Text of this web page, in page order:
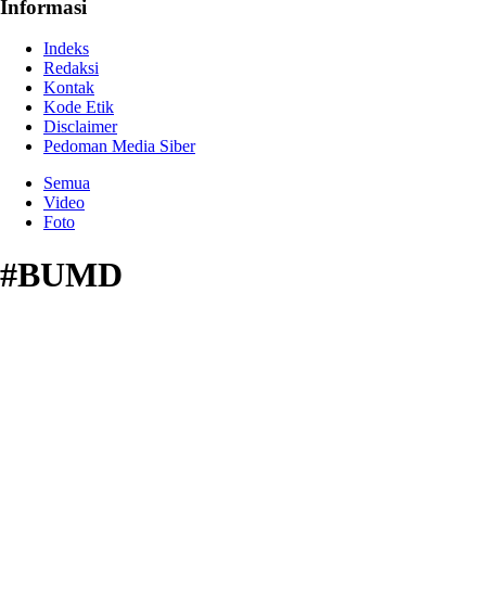
Informasi
Indeks
Redaksi
Kontak
Kode Etik
Disclaimer
Pedoman Media Siber
Semua
Video
Foto
#BUMD